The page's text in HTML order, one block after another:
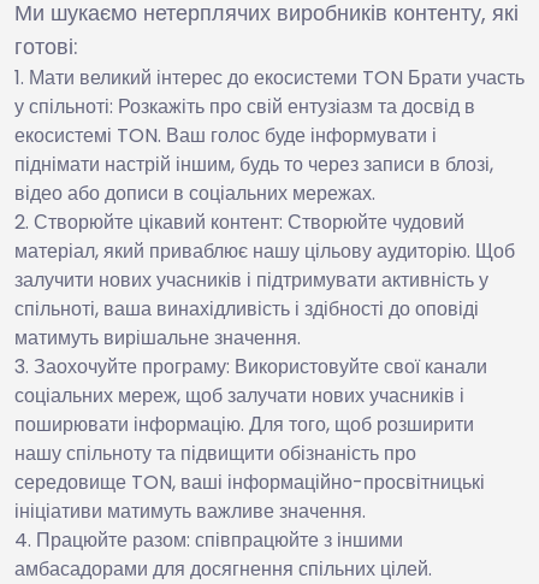
Ми шукаємо нетерплячих виробників контенту, які
готові:
Мати великий інтерес до екосистеми TON Брати участь
у спільноті: Розкажіть про свій ентузіазм та досвід в
екосистемі TON. Ваш голос буде інформувати і
піднімати настрій іншим, будь то через записи в блозі,
відео або дописи в соціальних мережах.
Створюйте цікавий контент: Створюйте чудовий
матеріал, який приваблює нашу цільову аудиторію. Щоб
залучити нових учасників і підтримувати активність у
спільноті, ваша винахідливість і здібності до оповіді
матимуть вирішальне значення.
Заохочуйте програму: Використовуйте свої канали
соціальних мереж, щоб залучати нових учасників і
поширювати інформацію. Для того, щоб розширити
нашу спільноту та підвищити обізнаність про
середовище TON, ваші інформаційно-просвітницькі
ініціативи матимуть важливе значення.
Працюйте разом: співпрацюйте з іншими
амбасадорами для досягнення спільних цілей.